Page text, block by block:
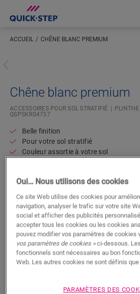
ACCUEIL CHÊNE BLANC PREMIUM
Chêne blanc premium
ACCESSOIRES POUR SOL STRATIFIÉ
QSPSKR04757
Belle finition
Pour votre sol stratifié
Couleur assortie à votre sol
Fonctionnalités du produit
élégante à n’importe quel sol en
Oui… Nous utilisons des cookies
Ce site Web utilise des cookies pour
navigation, analyser le trafic sur votre site
social et afficher des publicités
accepter tous les cookies ou les cookies
pouvez modifier vos paramètres de cookies
vos paramètres de cookies »ci-dessous.
fonctionnels sont nécessaires au bon
Web. Les autres cookies ne sont définis
PARAMÈTRES DES